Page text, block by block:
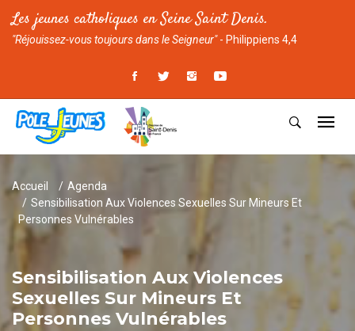
Les jeunes catholiques en Seine Saint Denis.
"Réjouissez-vous toujours dans le Seigneur"- Philippiens 4,4
Accueil
Agenda
Sensibilisation Aux Violences Sexuelles Sur Mineurs Et
Personnes Vulnérables
Sensibilisation Aux Violences
Sexuelles Sur Mineurs Et
Personnes Vulnérables